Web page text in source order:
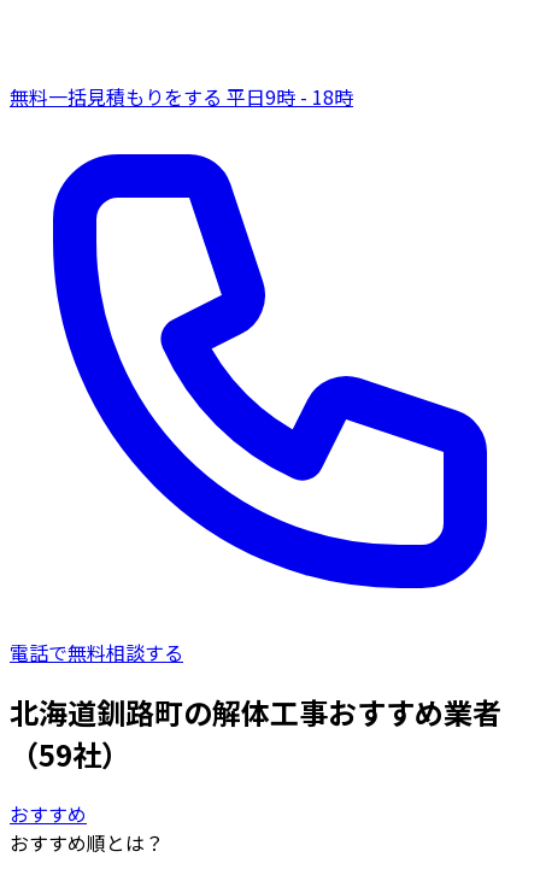
無料一括見積もりをする 平日9時 - 18時
電話で無料相談する
北海道釧路町の解体工事おすすめ業者
（59社）
おすすめ
おすすめ順とは？